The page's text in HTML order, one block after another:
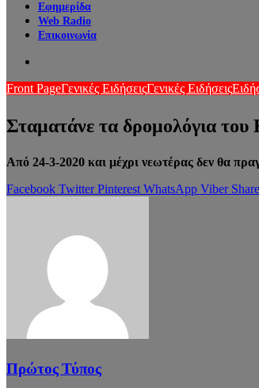
Εφημερίδα
Web Radio
Επικοινωνία
Front PageΓενικές ΕιδήσειςΓενικές Ειδήσεις
Σταματάνε τα δρομολόγια
Από 24-3-2020 και μέχρι νεωτέρας δεν θα
Facebook Twitter Pinterest WhatsApp Viber
Πρώτος Τύπος